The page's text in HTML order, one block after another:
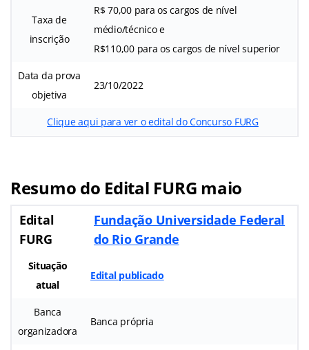
Taxa de
inscrição
R$ 70,00 para os cargos de nível
médio/técnico e
R$110,00 para os cargos de nível superior
Data da prova
objetiva
23/10/2022
Clique aqui para ver o edital do Concurso FURG
Resumo do Edital FURG maio
Edital
FURG
Fundação Universidade Federal
do Rio Grande
Situação
atual
Edital publicado
Banca
organizadora
Banca própria